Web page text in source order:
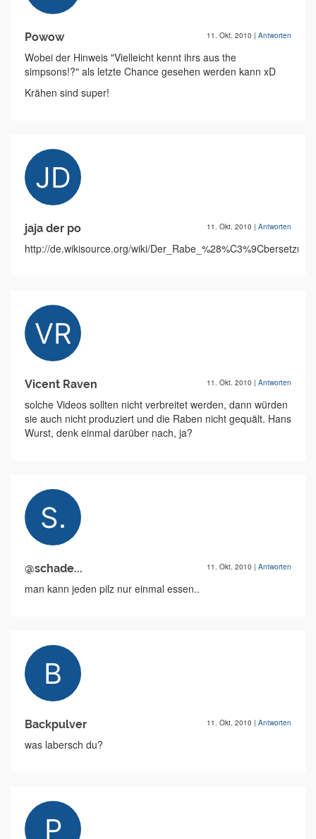
Powow 11. Okt. 2010 | Antworten
Wobei der Hinweis "Vielleicht kennt ihrs aus the
simpsons!?" als letzte Chance gesehen werden kann xD
Krähen sind super!
jaja der po 11. Okt. 2010 | Antworten
http://de.wikisource.org/wiki/
Vicent Raven 11. Okt. 2010 | Antworten
solche Videos sollten nicht verbreitet werden, dann würden
sie auch nicht produziert und die Raben nicht gequält. Hans
Wurst, denk einmal darüber nach, ja?
@schade... 11. Okt. 2010 | Antworten
man kann jeden pilz nur einmal essen..
Backpulver 11. Okt. 2010 | Antworten
was labersch du?